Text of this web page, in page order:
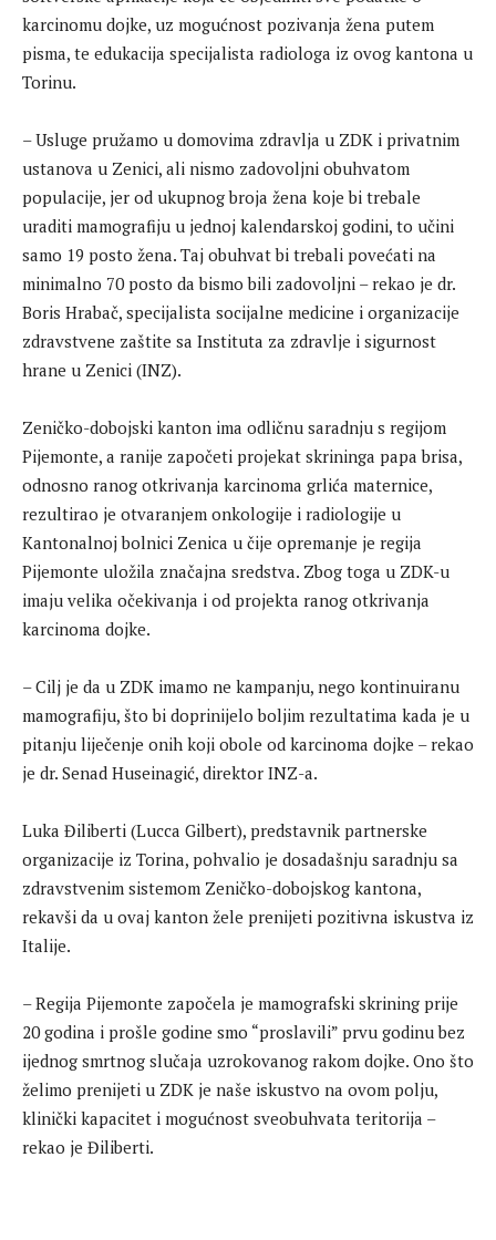
karcinomu dojke, uz mogućnost pozivanja žena putem
pisma, te edukacija specijalista radiologa iz ovog kantona u
Torinu.
– Usluge pružamo u domovima zdravlja u ZDK i privatnim
ustanova u Zenici, ali nismo zadovoljni obuhvatom
populacije, jer od ukupnog broja žena koje bi trebale
uraditi mamografiju u jednoj kalendarskoj godini, to učini
samo 19 posto žena. Taj obuhvat bi trebali povećati na
minimalno 70 posto da bismo bili zadovoljni – rekao je dr.
Boris Hrabač, specijalista socijalne medicine i organizacije
zdravstvene zaštite sa Instituta za zdravlje i sigurnost
hrane u Zenici (INZ).
Zeničko-dobojski kanton ima odličnu saradnju s regijom
Pijemonte, a ranije započeti projekat skrininga papa brisa,
odnosno ranog otkrivanja karcinoma grlića maternice,
rezultirao je otvaranjem onkologije i radiologije u
Kantonalnoj bolnici Zenica u čije opremanje je regija
Pijemonte uložila značajna sredstva. Zbog toga u ZDK-u
imaju velika očekivanja i od projekta ranog otkrivanja
karcinoma dojke.
– Cilj je da u ZDK imamo ne kampanju, nego kontinuiranu
mamografiju, što bi doprinijelo boljim rezultatima kada je u
pitanju liječenje onih koji obole od karcinoma dojke – rekao
je dr. Senad Huseinagić, direktor INZ-a.
Luka Điliberti (Lucca Gilbert), predstavnik partnerske
organizacije iz Torina, pohvalio je dosadašnju saradnju sa
zdravstvenim sistemom Zeničko-dobojskog kantona,
rekavši da u ovaj kanton žele prenijeti pozitivna iskustva iz
Italije.
– Regija Pijemonte započela je mamografski skrining prije
20 godina i prošle godine smo “proslavili” prvu godinu bez
ijednog smrtnog slučaja uzrokovanog rakom dojke. Ono što
želimo prenijeti u ZDK je naše iskustvo na ovom polju,
klinički kapacitet i mogućnost sveobuhvata teritorija –
rekao je Điliberti.